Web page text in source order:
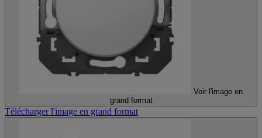
Voir l'image en
grand format
Télécharger l'image en grand format